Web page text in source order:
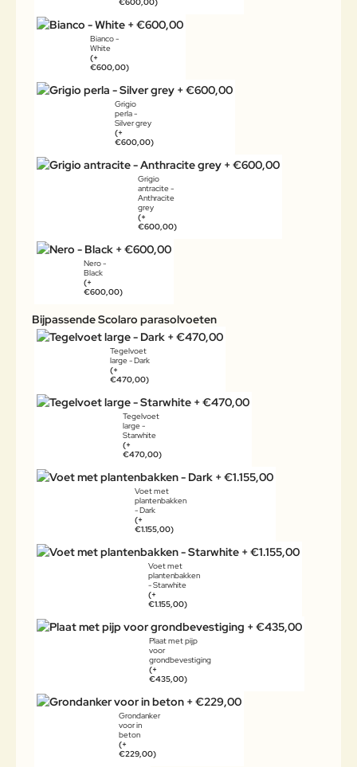
Bianco -
White
(+
€600,00)
Grigio
perla -
Silver grey
(+
€600,00)
Grigio
antracite -
Anthracite
grey
(+
€600,00)
Nero -
Black
(+
€600,00)
Bijpassende Scolaro parasolvoeten
Tegelvoet
large - Dark
(+
€470,00)
Tegelvoet
large -
Starwhite
(+
€470,00)
Voet met
plantenbakken
- Dark
(+
€1.155,00)
Voet met
plantenbakken
- Starwhite
(+
€1.155,00)
Plaat met pijp
voor
grondbevestiging
(+
€435,00)
Grondanker
voor in
beton
(+
€229,00)